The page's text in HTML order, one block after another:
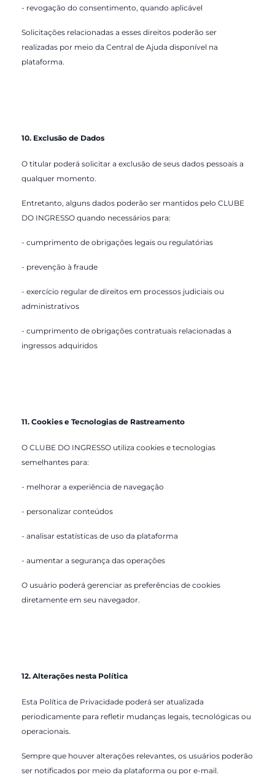
- revogação do consentimento, quando aplicável
Solicitações relacionadas a esses direitos poderão ser
realizadas por meio da Central de Ajuda disponível na
plataforma.
10. Exclusão de Dados
O titular poderá solicitar a exclusão de seus dados pessoais a
qualquer momento.
Entretanto, alguns dados poderão ser mantidos pelo CLUBE
DO INGRESSO quando necessários para:
- cumprimento de obrigações legais ou regulatórias
- prevenção à fraude
- exercício regular de direitos em processos judiciais ou
administrativos
- cumprimento de obrigações contratuais relacionadas a
ingressos adquiridos
11. Cookies e Tecnologias de Rastreamento
O CLUBE DO INGRESSO utiliza cookies e tecnologias
semelhantes para:
- melhorar a experiência de navegação
- personalizar conteúdos
- analisar estatísticas de uso da plataforma
- aumentar a segurança das operações
O usuário poderá gerenciar as preferências de cookies
diretamente em seu navegador.
12. Alterações nesta Política
Esta Política de Privacidade poderá ser atualizada
periodicamente para refletir mudanças legais, tecnológicas ou
operacionais.
Sempre que houver alterações relevantes, os usuários poderão
ser notificados por meio da plataforma ou por e-mail.